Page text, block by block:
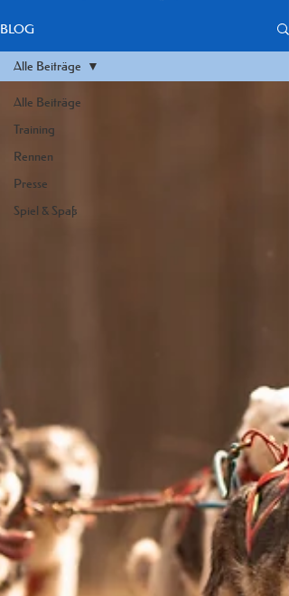
BLOG
Alle Beiträge
Training
Rennen
Presse
Spiel & Spaß
Alle Beiträge